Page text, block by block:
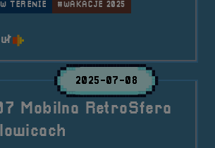
TERENIE
#WAKACJE 2025
o tytule 2025.07.08 Mobilna
2025-07-08
Mobilna RetroSfera